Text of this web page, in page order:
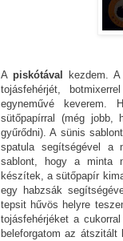
A piskótával
kezdem.
tojásfehérjét,
egyneművé keverem.
sütőpapírral (még jobb,
gyűrődni). A sünis
spatula segítségével a
sablont, hogy a minta
készítek, a sütőpapír
egy habzsák
tepsit hűvös helyre
tojásfehérjéket a
beleforgatom az átszitált